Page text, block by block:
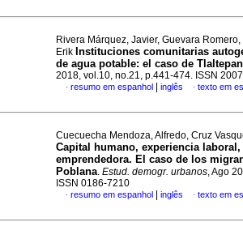
Rivera Márquez, Javier, Guevara
Erik Instituciones comunitarias
de agua potable: el caso de
2018, vol.10, no.21, p.441-474. ISSN
· resumo em espanhol inglês · texto em
Cuecuecha Mendoza, Alfredo, Cruz
Capital humano, experiencia
emprendedora. El caso de los
Poblana. Estud. demogr. urbanos, Ago
ISSN 0186-7210
· resumo em espanhol inglês · texto em